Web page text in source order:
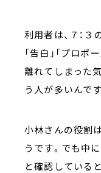
利用者は、７：
「告白」「プロポ
離れてしまった
う人が多いんです
小林さんの役割
うです。でも中
と確認している